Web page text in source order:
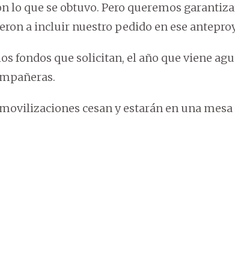
lo que se obtuvo. Pero queremos
a incluir nuestro pedido en ese
fondos que solicitan, el año que viene
cesan y estarán en una